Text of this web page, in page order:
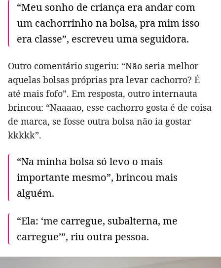
“Meu sonho de criança era andar com
um cachorrinho na bolsa, pra mim isso
era classe”, escreveu uma seguidora.
Outro comentário sugeriu: “Não seria melhor
aquelas bolsas próprias pra levar cachorro? É
até mais fofo”. Em resposta, outro internauta
brincou: “Naaaao, esse cachorro gosta é de coisa
de marca, se fosse outra bolsa não ia gostar
kkkkk”.
“Na minha bolsa só levo o mais
importante mesmo”, brincou mais
alguém.
“Ela: ‘me carregue, subalterna, me
carregue’”, riu outra pessoa.